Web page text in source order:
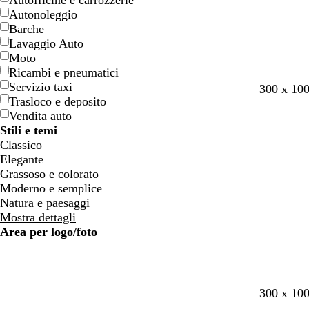
n
e
n
e
Autonoleggio
Barche
Lavaggio Auto
Moto
Ricambi e pneumatici
Servizio taxi
Trasloco e deposito
Vendita auto
Stili e temi
Classico
Elegante
Grassoso e colorato
Moderno e semplice
Natura e paesaggi
Mostra dettagli
Area per logo/foto
g
a
ltb
300 x
n
b
c
n
n
n
300 x